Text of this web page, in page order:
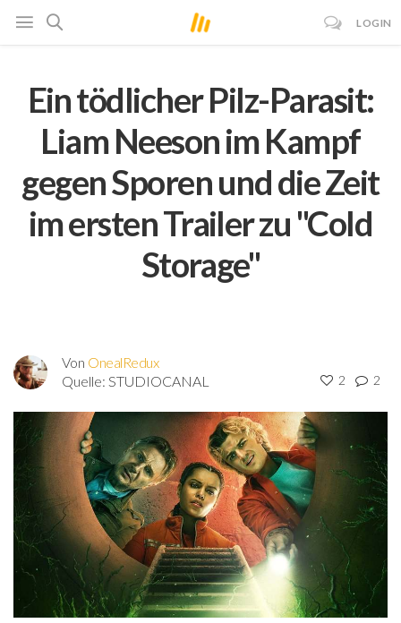
LOGIN
Ein tödlicher Pilz-Parasit:
Liam Neeson im Kampf
gegen Sporen und die Zeit
im ersten Trailer zu "Cold
Storage"
Von OnealRedux
Quelle: STUDIOCANAL 2 2